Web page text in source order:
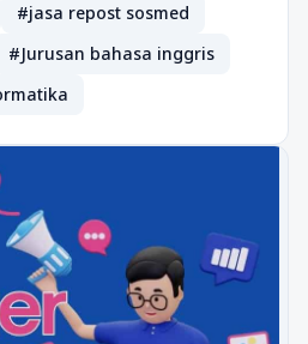
#jasa repost sosmed
#Jurusan bahasa inggris